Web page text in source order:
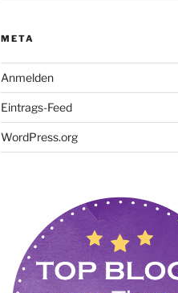
META
Anmelden
Eintrags-Feed
WordPress.org